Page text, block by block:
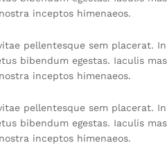
inceptos himenaeos.
pellentesque sem placerat.
bibendum egestas. Iaculis
inceptos himenaeos.
pellentesque sem placerat.
bibendum egestas. Iaculis
inceptos himenaeos.